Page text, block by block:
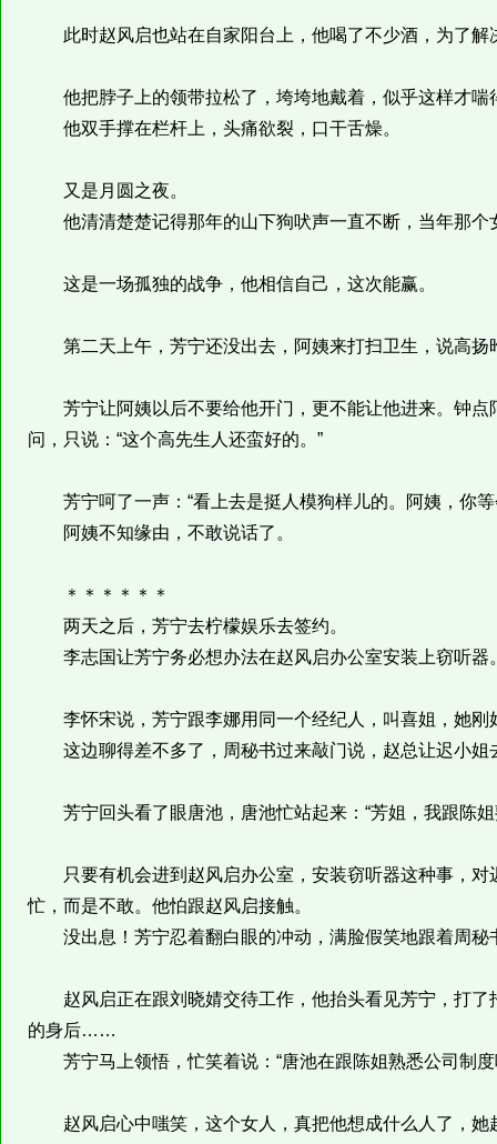
此时赵风启也站在自家阳台上，他喝了不少酒，为了解
他把脖子上的领带拉松了，垮垮地戴着，似乎这样才喘
他双手撑在栏杆上，头痛欲裂，口干舌燥。
又是月圆之夜。
他清清楚楚记得那年的山下狗吠声一直不断，当年那个
这是一场孤独的战争，他相信自己，这次能赢。
第二天上午，芳宁还没出去，阿姨来打扫卫生，说高扬
芳宁让阿姨以后不要给他开门，更不能让他进来。钟点
问，只说：“这个高先生人还蛮好的。”
芳宁呵了一声：“看上去是挺人模狗样儿的。阿姨，你等
阿姨不知缘由，不敢说话了。
＊＊＊＊＊＊
两天之后，芳宁去柠檬娱乐去签约。
李志国让芳宁务必想办法在赵风启办公室安装上窃听器
李怀宋说，芳宁跟李娜用同一个经纪人，叫喜姐，她刚
这边聊得差不多了，周秘书过来敲门说，赵总让迟小姐
芳宁回头看了眼唐池，唐池忙站起来：“芳姐，我跟陈姐
只要有机会进到赵风启办公室，安装窃听器这种事，对
忙，而是不敢。他怕跟赵风启接触。
没出息！芳宁忍着翻白眼的冲动，满脸假笑地跟着周秘
赵风启正在跟刘晓婧交待工作，他抬头看见芳宁，打了
的身后……
芳宁马上领悟，忙笑着说：“唐池在跟陈姐熟悉公司制度
赵风启心中嗤笑，这个女人，真把他想成什么人了，她